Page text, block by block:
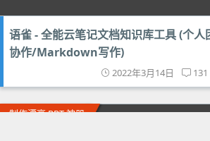
语雀 - 全能云笔记文档知识库工具 (个
协作/Markdown写作)
2022年3月14日 131
制作漂亮 PPT 神器